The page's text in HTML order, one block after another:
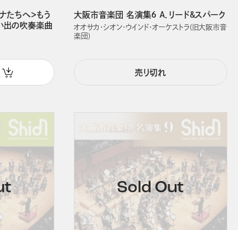
たちへ＞もう
出の吹奏楽曲
大阪市音楽団 名演集6 A．リード&スパーク
オオサカ・シオン・ウインド・オーケストラ(旧大阪市音
楽団)
売り切れ